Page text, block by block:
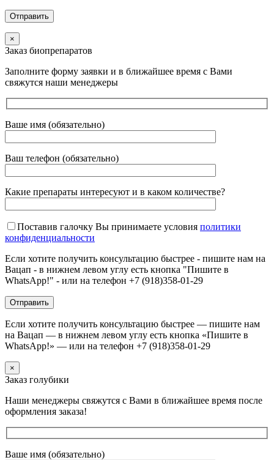
×
Заказ биопрепаратов
Заполните форму заявки и в ближайшее время с Вами
свяжутся наши менеджеры
Ваше имя (обязательно)
Ваш телефон (обязательно)
Какие препараты интересуют и в каком количестве?
Поставив галочку Вы принимаете условия политики
конфиденциальности
Если хотите получить консультацию быстрее - пишите нам на
Вацап - в нижнем левом углу есть кнопка "Пишите в
WhatsApp!" - или на телефон +7 (918)358-01-29
Если хотите получить консультацию быстрее — пишите нам
на Вацап — в нижнем левом углу есть кнопка «Пишите в
WhatsApp!» — или на телефон +7 (918)358-01-29
×
Заказ голубики
Наши менеджеры свяжутся с Вами в ближайшее время после
оформления заказа!
Ваше имя (обязательно)